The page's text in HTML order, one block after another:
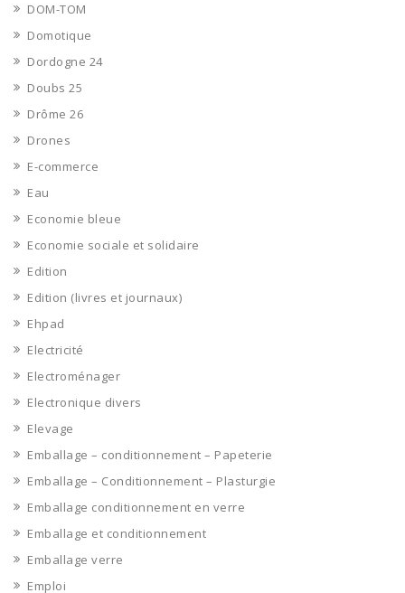
DOM-TOM
Domotique
Dordogne 24
Doubs 25
Drôme 26
Drones
E-commerce
Eau
Economie bleue
Economie sociale et solidaire
Edition
Edition (livres et journaux)
Ehpad
Electricité
Electroménager
Electronique divers
Elevage
Emballage – conditionnement – Papeterie
Emballage – Conditionnement – Plasturgie
Emballage conditionnement en verre
Emballage et conditionnement
Emballage verre
Emploi